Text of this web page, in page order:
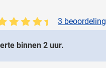
3
binnen 2 uur.